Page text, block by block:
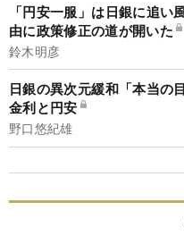
「円安一服」は日銀に追い
由に政策修正の道が開いた
鈴木明彦
日銀の異次元緩和「本当の
金利と円安
野口悠紀雄